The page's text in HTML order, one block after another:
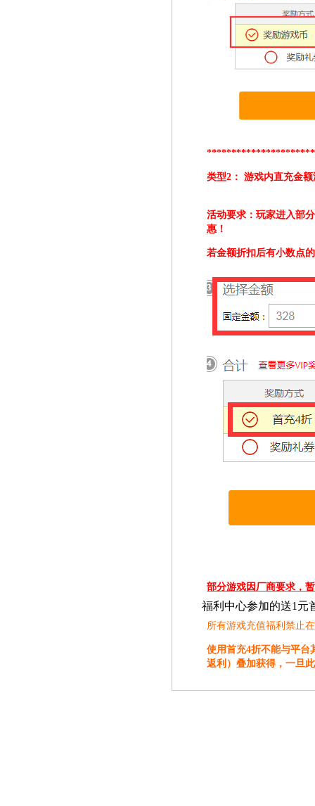
类型2： 游戏内直充金
活动要求：玩家进入部
惠 ！
若金额折扣后有小数点
部分游戏因厂商要求，
福利中心参加的送1元
所有游戏充值福利禁止
使用首充4折不能与平台
返利）叠加获得，一旦